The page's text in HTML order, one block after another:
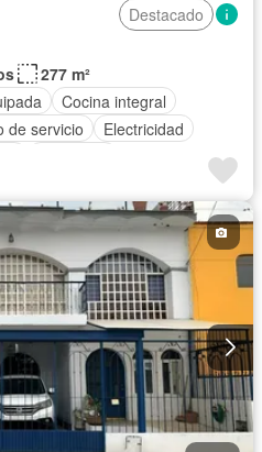
Destacado
277 m²
Cocina integral
de servicio
Electricidad